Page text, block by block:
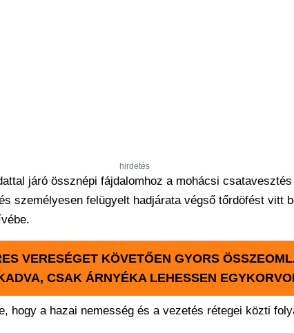
hirdetés
járó össznépi fájdalomhoz a mohácsi
személyesen felügyelt hadjárata végső tőrdöfést vitt
VERESÉGET KÖVETŐEN GYORS
CSAK ÁRNYÉKA LEHESSEN
hogy a hazai nemesség és a vezetés rétegei közti